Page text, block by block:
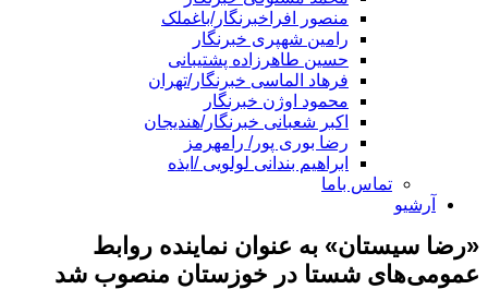
منصور افراخبرنگار/باغملک
رامین شهپری خبرنگار
حسین طاهرزاده پشتیبانی
فرهاد الماسی خبرنگار/تهران
محمود اوژن خبرنگار
اکبر شعبانی خبرنگار/هندیجان
رضا بوری پور/ رامهرمز
ابراهیم بندانی لولویی /ایذه
تماس باما
آرشیو
«رضا سیستان» به عنوان نماینده روابط
عمومی‌های شستا در خوزستان منصوب شد